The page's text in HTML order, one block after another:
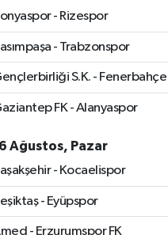
- Rizespor
- Trabzonspor
S.K. - Fenerbahçe
FK - Alanyaspor
Ağustos, Pazar
- Kocaelispor
- Eyüpspor
- Erzurumspor FK